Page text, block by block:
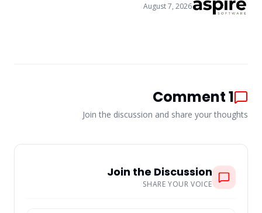
August 7, 2026
1
Comment
Join the discussion and share your thoughts
Join the Discussion
SHARE YOUR VOICE